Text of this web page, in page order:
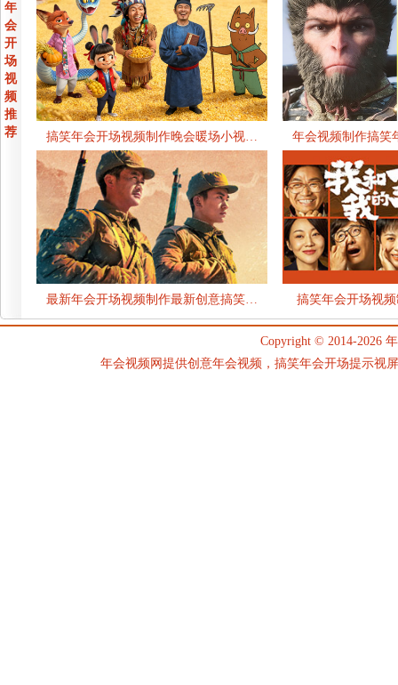
年
会
开
场
视
频
推
荐
搞笑年会开场视频制作晚会暖场小视… 年会视频制作搞
最新年会开场视频制作最新创意搞笑… 搞笑年会开场视
Copyright © 2014-2026
年会视频网提供创意年会视频，搞笑年会开场提示视